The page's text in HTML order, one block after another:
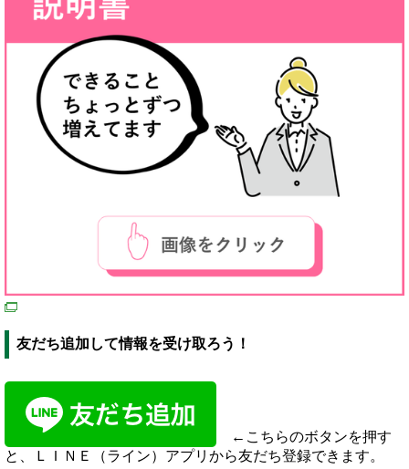
友だち追加して情報を受け取ろう！
←こちらのボタンを押す
と、ＬＩＮＥ（ライン）アプリから友だち登録できます。